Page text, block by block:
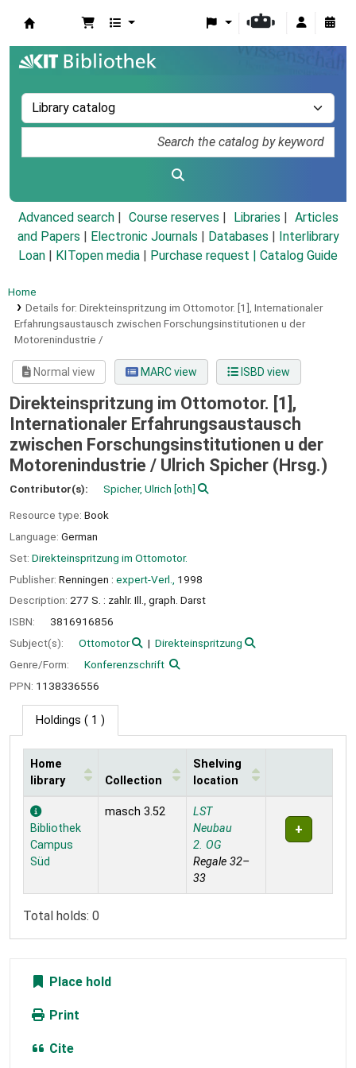
Advanced search Course reserves Libraries
Articles
and Papers
Electronic Journals Databases
Interlibrary
Loan
KITopen media Purchase request | Catalog Guide
Home
Details for: Direkteinspritzung im Ottomotor. [1], Internationaler
Erfahrungsaustausch zwischen Forschungsinstitutionen u der
Motorenindustrie /
Normal view MARC view ISBD view
Direkteinspritzung im Ottomotor. [1],
Internationaler Erfahrungsaustausch
zwischen Forschungsinstitutionen u der
Motorenindustrie / Ulrich Spicher (Hrsg.)
Contributor(s): Spicher, Ulrich [oth]
Resource type: Book
Language: German
Set: Direkteinspritzung im Ottomotor.
Publisher: Renningen : expert-Verl.,
1998
Description: 277 S. : zahlr. Ill., graph. Darst
ISBN:
3816916856
Subject(s):
Ottomotor
Direkteinspritzung
Genre/Form:
Konferenzschrift
PPN: 1138336556
Holdings ( 1 )
Holdings
Home
library
Collection
Shelving
location
Bibliothek
Campus
Süd
masch 3.52
LST
Neubau
2. OG
Regale 32–
33
Total holds: 0
Place hold
Print
Cite